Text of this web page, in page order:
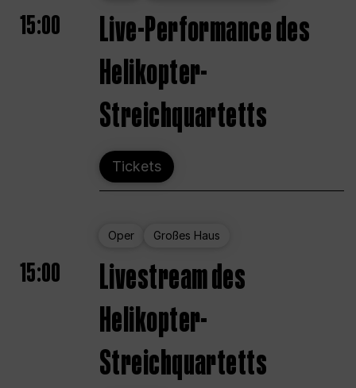
15:00
Live-Performance des
Helikopter-
Streichquartetts
Tickets
Oper Großes Haus
15:00
Livestream des
Helikopter-
Streichquartetts